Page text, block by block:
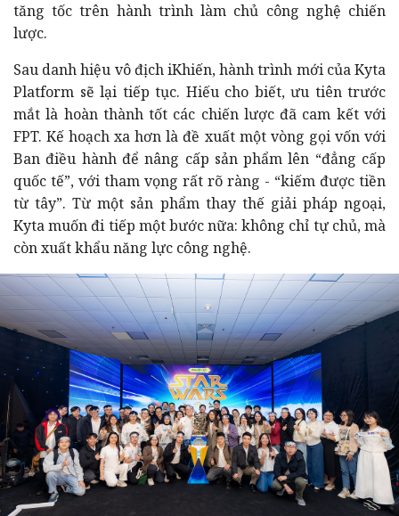
tăng tốc trên hành trình làm chủ công nghệ chiến
lược.
Sau danh hiệu vô địch iKhiến, hành trình mới của Kyta
Platform sẽ lại tiếp tục. Hiếu cho biết, ưu tiên trước
mắt là hoàn thành tốt các chiến lược đã cam kết với
FPT. Kế hoạch xa hơn là đề xuất một vòng gọi vốn với
Ban điều hành để nâng cấp sản phẩm lên “đẳng cấp
quốc tế”, với tham vọng rất rõ ràng - “kiếm được tiền
từ tây”. Từ một sản phẩm thay thế giải pháp ngoại,
Kyta muốn đi tiếp một bước nữa: không chỉ tự chủ, mà
còn xuất khẩu năng lực công nghệ.